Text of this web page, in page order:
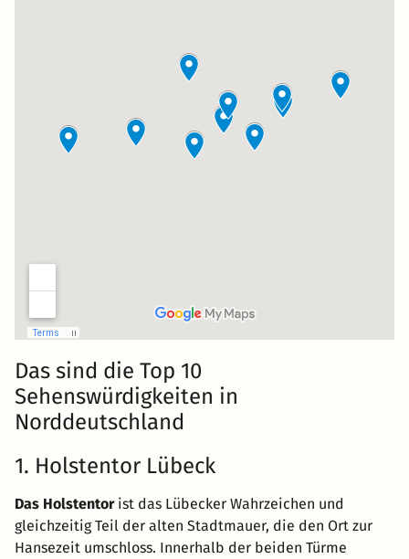
Das sind die Top 10
Sehenswürdigkeiten in
Norddeutschland
1. Holstentor Lübeck
Das Holstentorist das Lübecker Wahrzeichen und
gleichzeitig Teil der alten Stadtmauer, die den Ort zur
Hansezeit umschloss. Innerhalb der beiden Türme